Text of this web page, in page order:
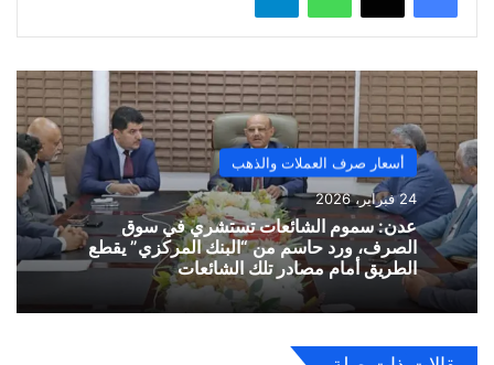
أسعار صرف العملات والذهب
24 فبراير، 2026
​عدن: سموم الشائعات تستشري في سوق
الصرف، ورد حاسم من “البنك المركزي” يقطع
الطريق أمام مصادر تلك الشائعات